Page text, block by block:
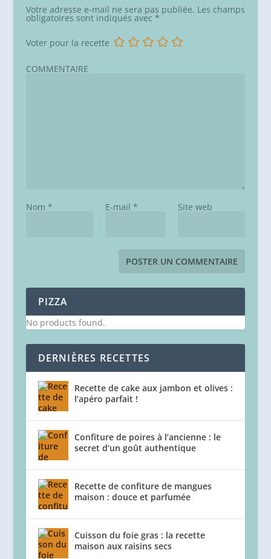
Votre adresse e-mail ne sera pas publiée. Les champs
obligatoires sont indiqués avec *
Voter pour la recette
COMMENTAIRE
Nom * E-mail * Site web
PIZZA
No products found.
DERNIÈRES RECETTES
Recette de cake aux jambon et olives :
l’apéro parfait !
Confiture de poires à l’ancienne : le
secret d’un goût authentique
Recette de confiture de mangues
maison : douce et parfumée
Cuisson du foie gras : la recette
maison aux raisins secs